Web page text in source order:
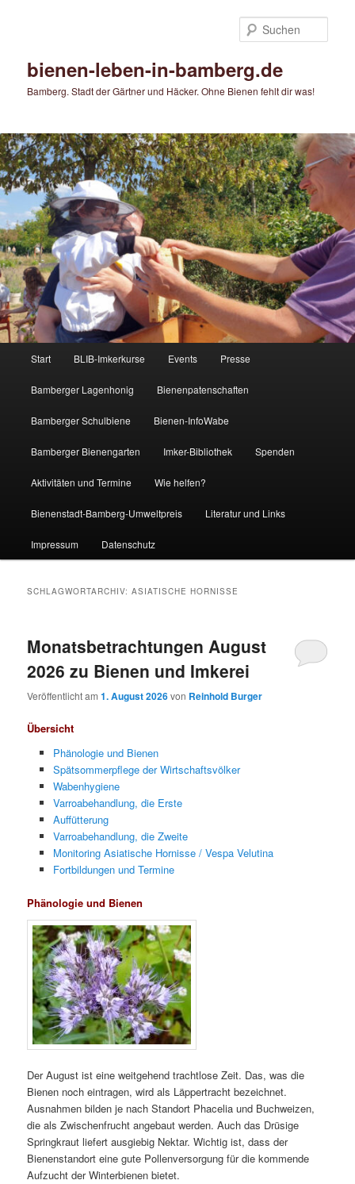
bienen-leben-in-bamberg.de
Bamberg. Stadt der Gärtner und Häcker. Ohne Bienen fehlt dir was!
Start BLIB-Imkerkurse Events Presse
Bamberger Lagenhonig Bienenpatenschaften
Bamberger Schulbiene Bienen-InfoWabe
Bamberger Bienengarten Imker-Bibliothek Spenden
Aktivitäten und Termine Wie helfen?
Bienenstadt-Bamberg-Umweltpreis Literatur und Links
Impressum Datenschutz
SCHLAGWORTARCHIV:ASIATISCHE HORNISSE
Monatsbetrachtungen August
2026 zu Bienen und Imkerei
Veröffentlicht am1. August 2026von Reinhold Burger
Übersicht
Phänologie und Bienen
Spätsommerpflege der Wirtschaftsvölker
Wabenhygiene
Varroabehandlung, die Erste
Auffütterung
Varroabehandlung, die Zweite
Monitoring Asiatische Hornisse / Vespa Velutina
Fortbildungen und Termine
Phänologie und Bienen
Der August ist eine weitgehend trachtlose Zeit. Das, was die
Bienen noch eintragen, wird als Läppertracht bezeichnet.
Ausnahmen bilden je nach Standort Phacelia und Buchweizen,
die als Zwischenfrucht angebaut werden. Auch das Drüsige
Springkraut liefert ausgiebig Nektar. Wichtig ist, dass der
Bienenstandort eine gute Pollenversorgung für die kommende
Aufzucht der Winterbienen bietet.